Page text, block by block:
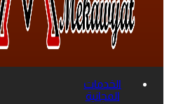
الخدمات
المجانية